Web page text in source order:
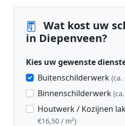
Wat kost uw
in Diepenveen?
Kies uw gewenste
Buitenschilderwerk (ca.
Binnenschilderwerk
Houtwerk / Kozijnen
€16,50 / m²)